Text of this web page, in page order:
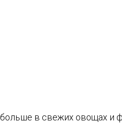
в свежих овощах и